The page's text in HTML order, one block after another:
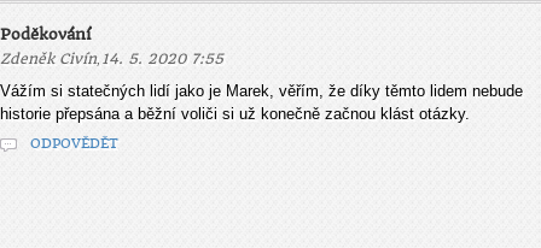
Poděkování
Zdeněk Civín, 14. 5. 2020 7:55
Vážím si statečných lidí jako je Marek, věřím, že díky těmto lidem nebude
historie přepsána a běžní voliči si už konečně začnou klást otázky.
ODPOVĚDĚT